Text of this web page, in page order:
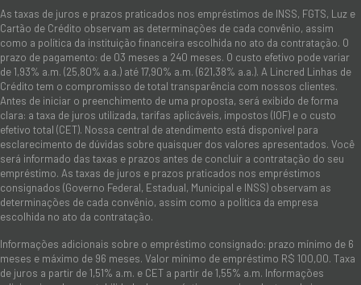
As taxas de juros e prazos praticados nos empréstimos de INSS, FGTS, Luz e
Cartão de Crédito observam as determinações de cada convênio, assim
como a política da instituição financeira escolhida no ato da contratação. O
prazo de pagamento: de 03 meses a 240 meses. O custo efetivo pode variar
de 1,93% a.m. (25,80% a.a.) até 17,90% a.m. (621,38% a.a.). A Lincred Linhas de
Crédito tem o compromisso de total transparência com nossos clientes.
Antes de iniciar o preenchimento de uma proposta, será exibido de forma
clara: a taxa de juros utilizada, tarifas aplicáveis, impostos (IOF) e o custo
efetivo total (CET). Nossa central de atendimento está disponível para
esclarecimento de dúvidas sobre quaisquer dos valores apresentados. Você
será informado das taxas e prazos antes de concluir a contratação do seu
empréstimo. As taxas de juros e prazos praticados nos empréstimos
consignados (Governo Federal, Estadual, Municipal e INSS) observam as
determinações de cada convênio, assim como a política da empresa
escolhida no ato da contratação.
Informações adicionais sobre o empréstimo consignado: prazo mínimo de 6
meses e máximo de 96 meses. Valor mínimo de empréstimo R$ 100,00. Taxa
de juros a partir de 1,51% a.m. e CET a partir de 1,55% a.m. Informações